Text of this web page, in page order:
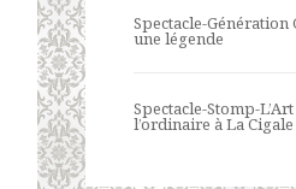
Spectacle-
une légende
Spectacle-Stomp-
l’ordinaire à La Cigale